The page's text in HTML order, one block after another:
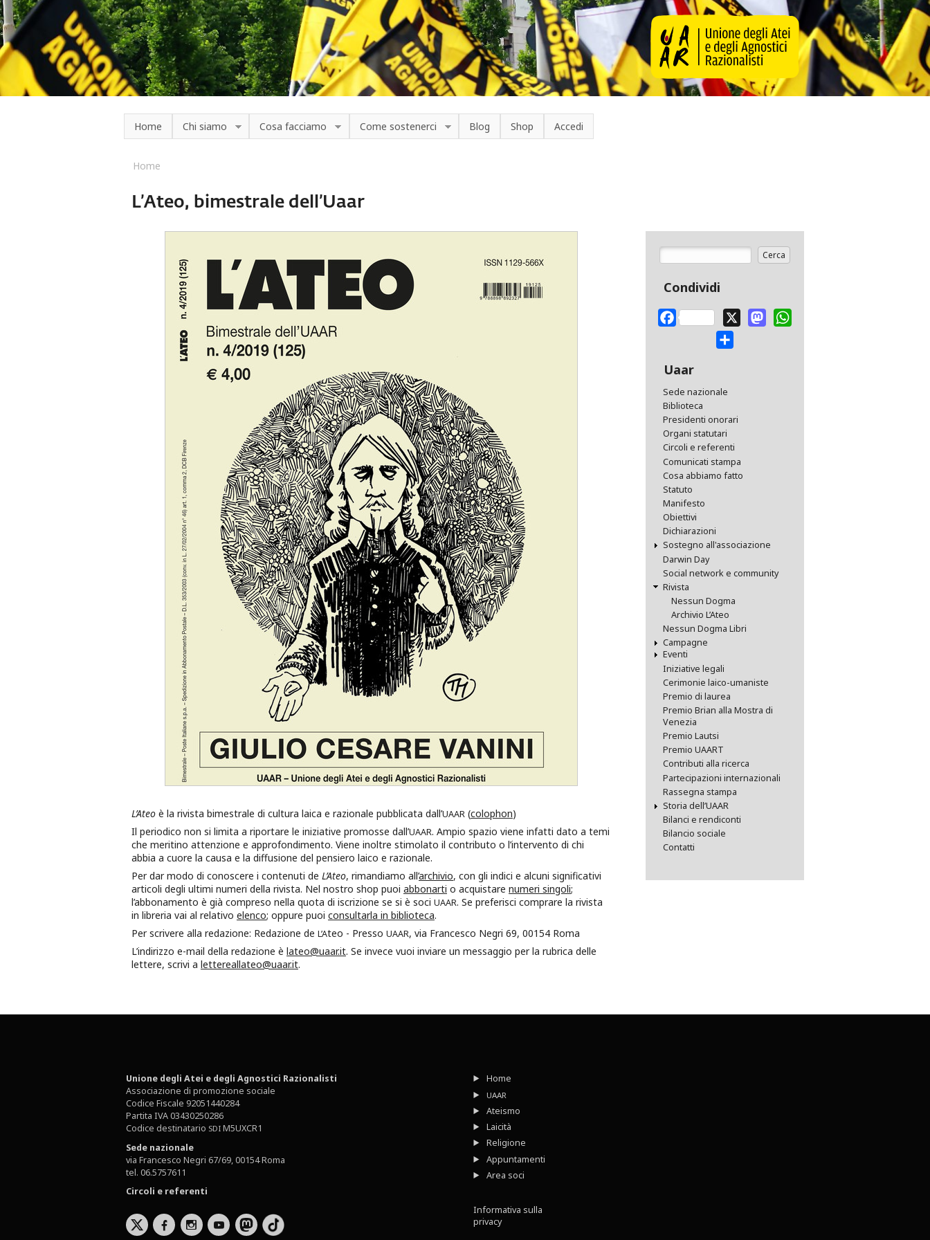
Salta al contenuto principale
Home Chi siamo Cosa facciamo Come sostenerci Blog Shop Accedi
Home
L’Ateo, bimestrale dell’Uaar
L’Ateo è la rivista bimestrale di cultura laica e razionale pubblicata dall’UAAR (colophon)
Il periodico non si limita a riportare le iniziative promosse dall’UAAR. Ampio spazio viene infatti dato a temi
che meritino attenzione e approfondimento. Viene inoltre stimolato il contributo o l’intervento di chi
abbia a cuore la causa e la diffusione del pensiero laico e razionale.
Per dar modo di conoscere i contenuti de L’Ateo, rimandiamo all’archivio, con gli indici e alcuni significativi
articoli degli ultimi numeri della rivista. Nel nostro shop puoi abbonarti o acquistare numeri singoli;
l’abbonamento è già compreso nella quota di iscrizione se si è soci UAAR. Se preferisci comprare la rivista
in libreria vai al relativo elenco; oppure puoi consultarla in biblioteca.
Per scrivere alla redazione: Redazione de L’Ateo - Presso UAAR, via Francesco Negri 69, 00154 Roma
L’indirizzo e-mail della redazione è lateo@uaar.it. Se invece vuoi inviare un messaggio per la rubrica delle
lettere, scrivi a lettereallateo@uaar.it.
Form di ricerca
Cerca
Condividi
Facebook
X Mastodon
WhatsApp
Uaar
Sede nazionale
Biblioteca
Presidenti onorari
Organi statutari
Circoli e referenti
Comunicati stampa
Cosa abbiamo fatto
Statuto
Manifesto
Obiettivi
Dichiarazioni
Sostegno all'associazione
Darwin Day
Social network e community
Rivista
Nessun Dogma
Archivio L’Ateo
Nessun Dogma Libri
Campagne
Eventi
Iniziative legali
Cerimonie laico-umaniste
Premio di laurea
Premio Brian alla Mostra di
Venezia
Premio Lautsi
Premio UAART
Contributi alla ricerca
Partecipazioni internazionali
Rassegna stampa
Storia dell’UAAR
Bilanci e rendiconti
Bilancio sociale
Contatti
Unione degli Atei e degli Agnostici Razionalisti
Associazione di promozione sociale
Codice Fiscale 92051440284
Partita IVA 03430250286
Codice destinatario SDI M5UXCR1
Sede nazionale
via Francesco Negri 67/69, 00154 Roma
tel. 06.5757611
Circoli e referenti
b x r
Home
UAAR
Ateismo
Laicità
Religione
Appuntamenti
Area soci
Informativa sulla
privacy